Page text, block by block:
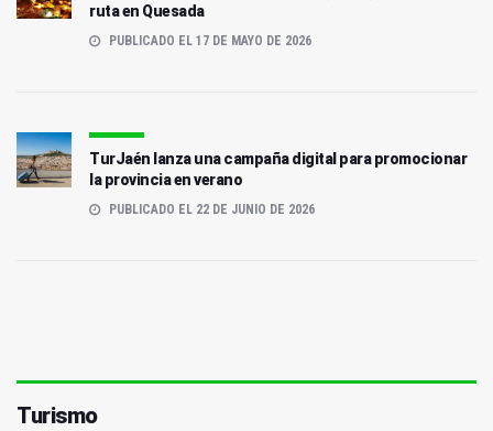
ruta en Quesada
PUBLICADO EL 17 DE MAYO DE 2026
TurJaén lanza una campaña digital para promocionar
la provincia en verano
PUBLICADO EL 22 DE JUNIO DE 2026
Turismo